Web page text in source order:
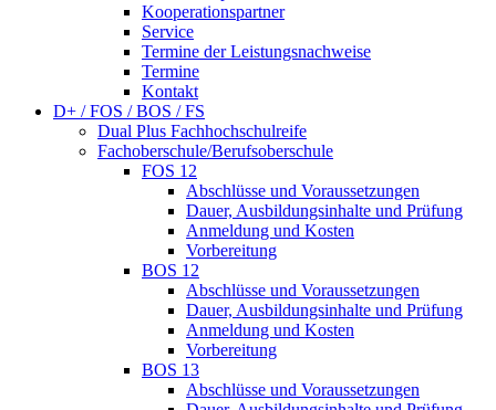
Kooperationspartner
Service
Termine der Leistungsnachweise
Termine
Kontakt
D+ / FOS / BOS / FS
Dual Plus Fachhochschulreife
Fachoberschule/Berufsoberschule
FOS 12
Abschlüsse und Voraussetzungen
Dauer, Ausbildungsinhalte und Prüfung
Anmeldung und Kosten
Vorbereitung
BOS 12
Abschlüsse und Voraussetzungen
Dauer, Ausbildungsinhalte und Prüfung
Anmeldung und Kosten
Vorbereitung
BOS 13
Abschlüsse und Voraussetzungen